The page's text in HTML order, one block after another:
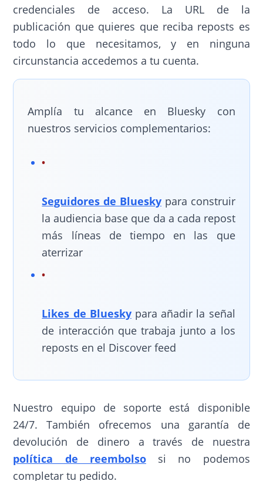
credenciales de acceso. La URL de la
publicación que quieres que reciba reposts es
todo lo que necesitamos, y en ninguna
circunstancia accedemos a tu cuenta.
Amplía tu alcance en Bluesky con
nuestros servicios complementarios:
Seguidores de Bluesky para construir
la audiencia base que da a cada repost
más líneas de tiempo en las que
aterrizar
Likes de Blueskypara añadir la señal
de interacción que trabaja junto a los
reposts en el Discover feed
Nuestro equipo de soporte está disponible
24/7. También ofrecemos una garantía de
devolución de dinero a través de nuestra
política de reembolsosi no podemos
completar tu pedido.